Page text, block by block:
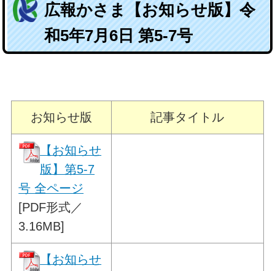
広報かさま【お知らせ版】令
和5年7月6日 第5-7号
お知らせ版 記事タイトル
【お知らせ
版】第5-7
号 全ページ
[PDF形式／
3.16MB]
【お知らせ